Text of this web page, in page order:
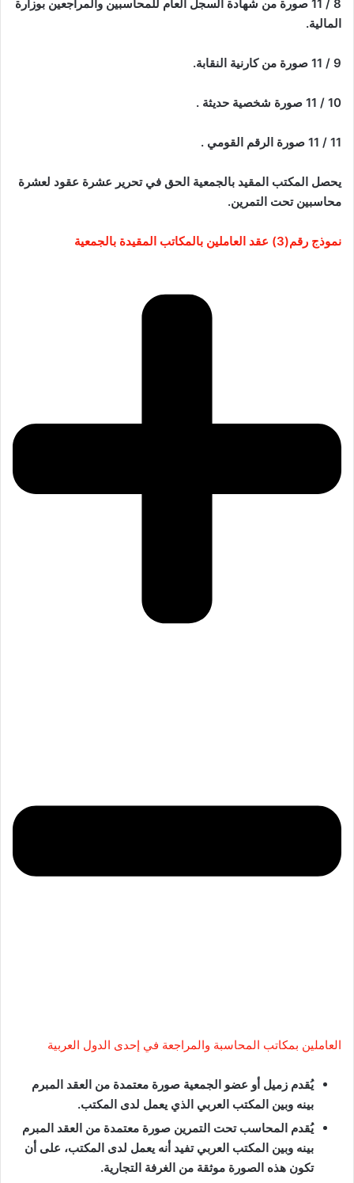
8 / 11 صورة من شهادة السجل العام للمحاسبين والمراجعين بوزارة
المالية.
9 / 11 صورة من كارنية النقابة.
10 / 11 صورة شخصية حديثة .
11 / 11 صورة الرقم القومي .
يحصل المكتب المقيد بالجمعية الحق في تحرير عشرة عقود لعشرة
محاسبين تحت التمرين.
نموذج رقم(3) عقد العاملين بالمكاتب المقيدة بالجمعية
العاملين بمكاتب المحاسبة والمراجعة في إحدى الدول العربية
يُقدم زميل أو عضو الجمعية صورة معتمدة من العقد المبرم
بينه وبين المكتب العربي الذي يعمل لدى المكتب.
يُقدم المحاسب تحت التمرين صورة معتمدة من العقد المبرم
بينه وبين المكتب العربي تفيد أنه يعمل لدى المكتب، على أن
تكون هذه الصورة موثقة من الغرفة التجارية.